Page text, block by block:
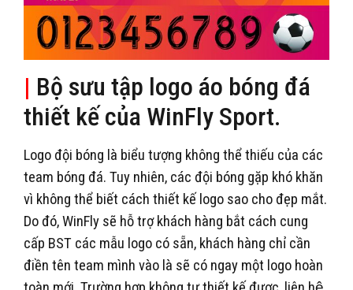
| Bộ sưu tập logo áo bóng đá
thiết kế của WinFly Sport.
Logo đội bóng là biểu tượng không thể thiếu của các
team bóng đá. Tuy nhiên, các đội bóng gặp khó khăn
vì không thể biết cách thiết kế logo sao cho đẹp mắt.
Do đó, WinFly sẽ hỗ trợ khách hàng bắt cách cung
cấp BST các mẫu logo có sẵn, khách hàng chỉ cần
điền tên team mình vào là sẽ có ngay một logo hoàn